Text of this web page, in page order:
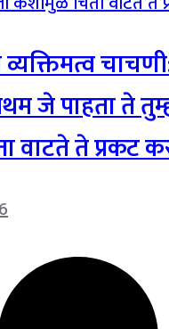
जे पाहता ते
वाटते ते प्रकट